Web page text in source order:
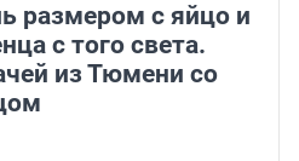
размером с яйцо и
с того света.
из Тюмени со